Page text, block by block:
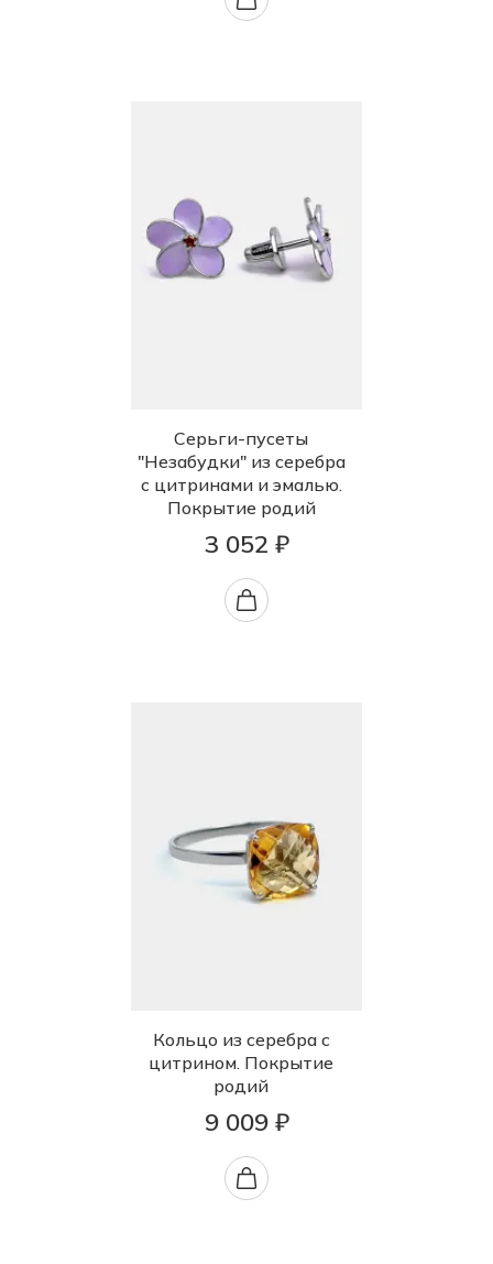
Серьги-пусеты
"Незабудки" из серебра
с цитринами и эмалью.
Покрытие родий
3 052 ₽
Кольцо из серебра с
цитрином. Покрытие
родий
9 009 ₽